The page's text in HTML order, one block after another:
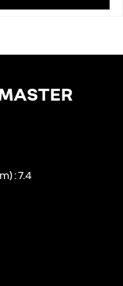
7.4